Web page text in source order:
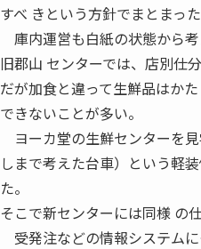
すべ きという方針でまとまっ
庫内運営も白紙の状態から
旧郡山 センターでは、店別仕
だが加食と違って生鮮品はか
できないことが多い。
ヨーカ堂の生鮮センターを
しまで考えた台車）という軽
た。
そこで新センターには同様 の
受発注などの情報システム